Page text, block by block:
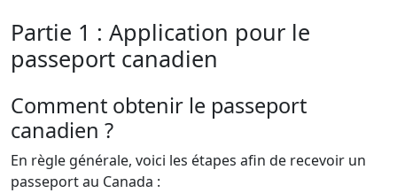
Partie 1 : Application pour le
passeport canadien
Comment obtenir le passeport
canadien ?
En règle générale, voici les étapes afin de recevoir un
passeport au Canada :